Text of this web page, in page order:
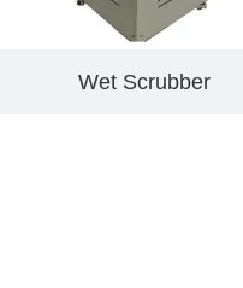
Wet Scrubber